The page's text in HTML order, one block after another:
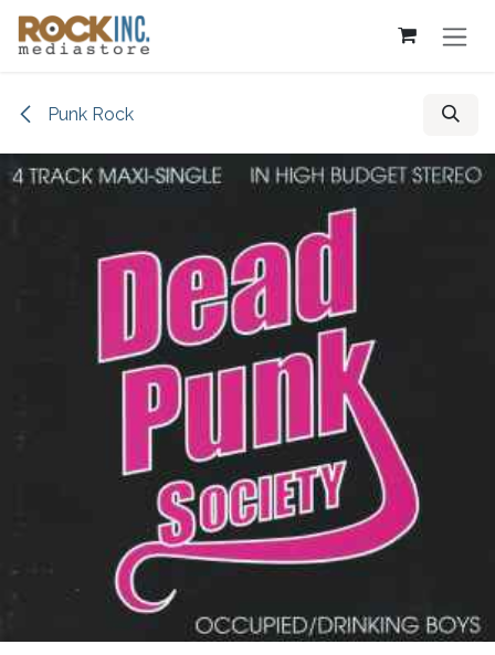
Overslaan naar inhoud
Punk Rock